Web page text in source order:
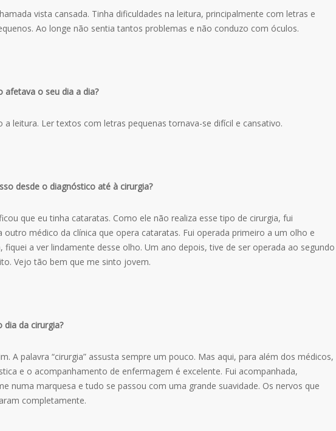
vista cansada. Tinha dificuldades na leitura, principalmente com letras e
Ao longe não sentia tantos problemas e não conduzo com óculos.
afetava o seu dia a dia?
a leitura. Ler textos com letras pequenas tornava-se difícil e cansativo.
desde o diagnóstico até à cirurgia?
que eu tinha cataratas. Como ele não realiza esse tipo de cirurgia, fui
outro médico da clínica que opera cataratas. Fui operada primeiro a um olho e
fiquei a ver lindamente desse olho. Um ano depois, tive de ser operada ao segundo
Vejo tão bem que me sinto jovem.
dia da cirurgia?
A palavra “cirurgia” assusta sempre um pouco. Mas aqui, para além dos médicos,
e o acompanhamento de enfermagem é excelente. Fui acompanhada,
numa marquesa e tudo se passou com uma grande suavidade. Os nervos que
completamente.